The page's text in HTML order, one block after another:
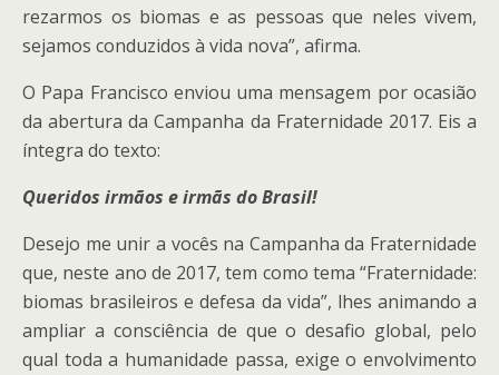
rezarmos os biomas e as pessoas que neles vivem,
sejamos conduzidos à vida nova”, afirma.
O Papa Francisco enviou uma mensagem por ocasião
da abertura da Campanha da Fraternidade 2017. Eis a
íntegra do texto:
Queridos irmãos e irmãs do Brasil!
Desejo me unir a vocês na Campanha da Fraternidade
que, neste ano de 2017, tem como tema “Fraternidade:
biomas brasileiros e defesa da vida”, lhes animando a
ampliar a consciência de que o desafio global, pelo
qual toda a humanidade passa, exige o envolvimento